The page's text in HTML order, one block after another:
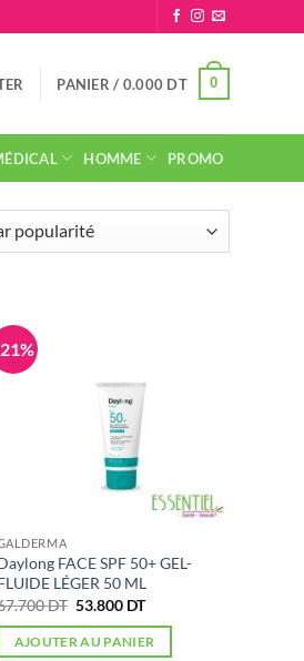
PANIER / 0.000 DT 0
HOMME PROMO
FACE SPF 50+ GEL-
LÉGER 50 ML
DT Le
initial
était :
53.800 DTLe
actuel
est :
AJOUTER AU PANIER